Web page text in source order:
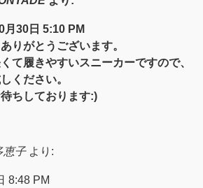
月30日 5:10 PM
りがとうございます。
て履きやすいスニーカーですので、
ください。
ちしております:)
恵子 より:
8:48 PM